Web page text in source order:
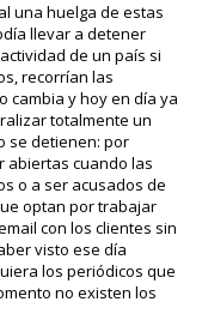
una huelga de estas
llevar a detener
de un país si
recorrían las
cambia y hoy en día ya
totalmente un
se detienen: por
abiertas cuando las
o a ser acusados de
optan por trabajar
con los clientes sin
visto ese día
los periódicos que
no existen los